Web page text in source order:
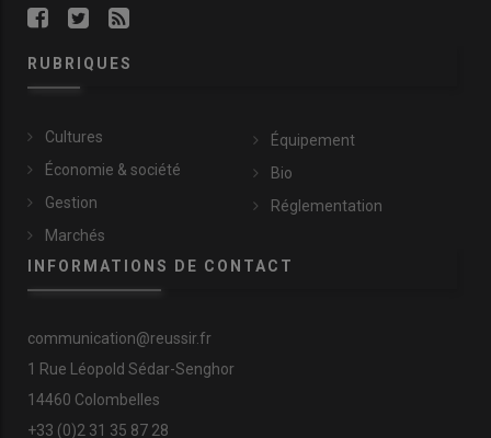
RUBRIQUES
Cultures
Économie & société
Gestion
Marchés
Équipement
Bio
Réglementation
INFORMATIONS DE CONTACT
communication@reussir.fr
1 Rue Léopold Sédar-Senghor
14460 Colombelles
+33 (0)2 31 35 87 28